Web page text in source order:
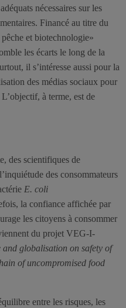
nécessaires sur les
Financé au titre du
et biotechnologie»
les écarts le long de la
il s’intéresse aussi pour la
des médias sociaux pour
à terme, est de
des scientifiques de
des consommateurs
E. coli
la confiance affichée par
les citoyens à consommer
du projet VEG-I-
globalisation on safety of
of uncompromised food
entre les risques, les